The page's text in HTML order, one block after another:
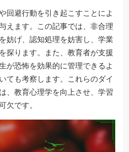
回避行動を引き起こすことによ
えます。この記事では、非合理
妨げ、認知処理を妨害し、学業
探ります。また、教育者が支援
が恐怖を効果的に管理できるよ
ても考察します。これらのダイ
、教育心理学を向上させ、学習
欠です。